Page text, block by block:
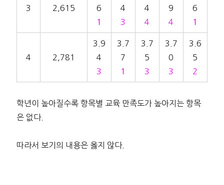
3 2,615
6
1
4
3
4
4
9
4
6
1
4 2,781
3.9
4
3
3.7
7
1
3.7
5
3
3.7
0
3
3.6
5
2
학년이 높아질수록 항목별 교육 만족도가 높아지는 항목
은 없다.
따라서 보기의 내용은 옳지 않다.